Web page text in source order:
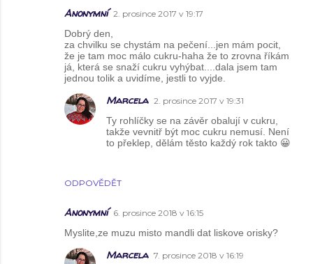
Anonymní 2. prosince 2017 v 19:17
Dobrý den,
za chvilku se chystám na pečení...jen mám pocit,
že je tam moc málo cukru-haha že to zrovna říkám
já, která se snaží cukru vyhýbat....dala jsem tam
jednou tolik a uvidíme, jestli to vyjde.
ODPOVĚDĚT
Marcela 2. prosince 2017 v 19:31
Ty rohlíčky se na závěr obalují v cukru,
takže vevnitř být moc cukru nemusí. Není
to překlep, dělám těsto každý rok takto 😀
Anonymní 6. prosince 2018 v 16:15
Myslite,ze muzu misto mandli dat liskove orisky?
Marcela 7. prosince 2018 v 16:19